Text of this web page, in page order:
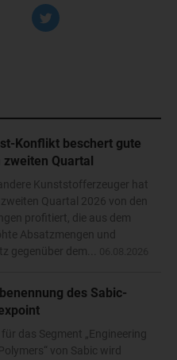
Konflikt beschert gute
Quartal
Kunststofferzeuger hat
Quartal 2026 von den
profitiert, die aus dem
Absatzmengen und
gegenüber dem...
des Sabic-
das Segment „Engineering
von Sabic wird